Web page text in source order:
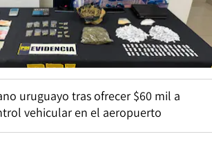
uruguayo tras ofrecer $60 mil a
vehicular en el aeropuerto